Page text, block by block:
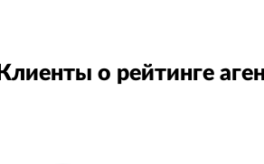
Клиенты о рейтинге